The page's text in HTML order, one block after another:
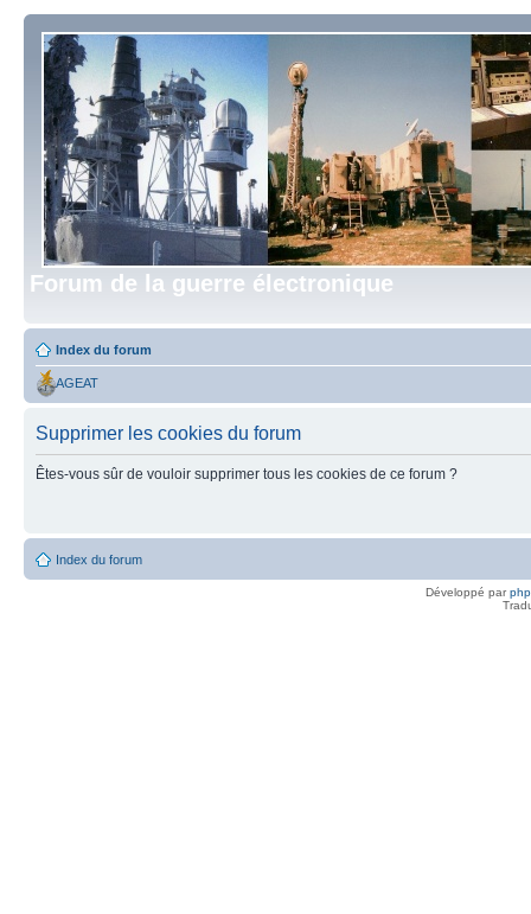
Forum de la guerre électronique
Index du forum
AGEAT
Supprimer les cookies du forum
Êtes-vous sûr de vouloir supprimer tous les cookies de ce forum ?
Index du forum
Développé par